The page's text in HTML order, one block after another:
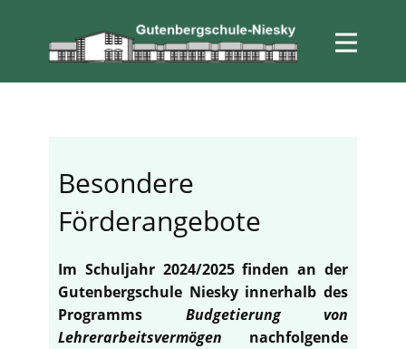
Besondere
Förderangebote
Im Schuljahr 2024/2025 finden an der
Gutenbergschule Niesky innerhalb des
Programms Budgetierung von
Lehrerarbeitsvermögen nachfolgende